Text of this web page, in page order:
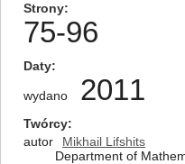
Strony
75-96
Daty
wydano 2011
Twórcy
autor
Mikhail Lifshits
Department of